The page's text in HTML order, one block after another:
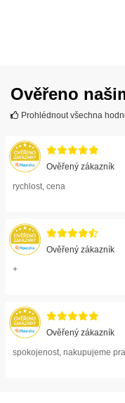
Ověřeno
Prohlédnout všechna
Ověřený zákazník
rychlost, cena
Ověřený zákazník
+
Ověřený zákazník
spokojenost, nakupujeme